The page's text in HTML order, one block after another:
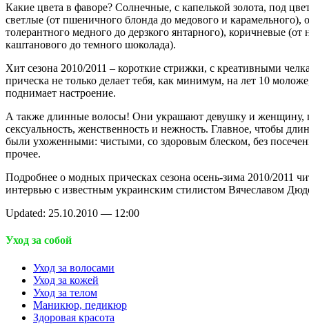
Какие цвета в фаворе? Солнечные, с капелькой золота, под
светлые (от пшеничного блонда до медового и карамельного),
толерантного медного до дерзкого янтарного), коричневые (от
каштанового до темного шоколада).
Хит сезона 2010/2011 – короткие стрижки, с креативными
прическа не только делает тебя, как минимум, на лет 10
поднимает настроение.
А также длинные волосы! Они украшают девушку и женщину,
сексуальность, женственность и нежность. Главное, чтобы
были ухоженными: чистыми, со здоровым блеском, без
прочее.
Подробнее о модных прическах сезона осень-зима 2010/2011
интервью с известным украинским стилистом Вячеславом
Updated: 25.10.2010 — 12:00
Уход за собой
Уход за волосами
Уход за кожей
Уход за телом
Маникюр, педикюр
Здоровая красота